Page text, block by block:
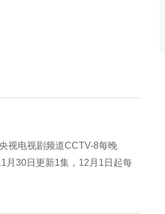
视电视剧频道CCTV-8每晚
月30日更新1集，12月1日起每